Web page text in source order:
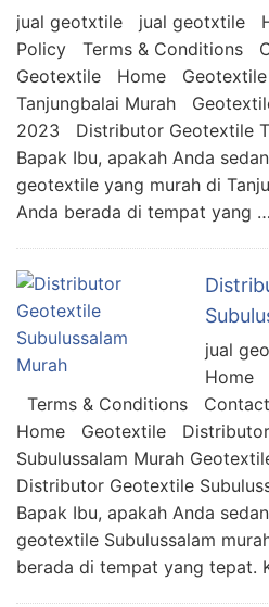
jual geotxtile jual geotxtile
Policy Terms & Conditions
Geotextile Home
Tanjungbalai Murah
2023 Distributor Geotextile
Bapak Ibu, apakah Anda
geotextile yang murah di
Anda berada di tempat yang …
jual
Home
Terms & Conditions
Home Geotextile
Subulussalam Murah
Distributor Geotextile
Bapak Ibu, apakah Anda
geotextile Subulussalam
berada di tempat yang tepat.